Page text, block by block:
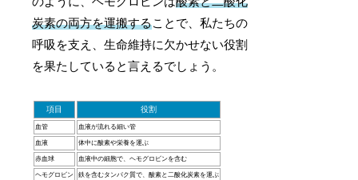
炭素の両方を運搬することで、私たちの
呼吸を支え、生命維持に欠かせない役割
を果たしていると言えるでしょう。
項目 役割
血管 血液が流れる細い管
血液 体中に酸素や栄養を運ぶ
赤血球 血液中の細胞で、ヘモグロビンを含む
ヘモグロビン 鉄を含むタンパク質で、酸素と二酸化炭素を運ぶ